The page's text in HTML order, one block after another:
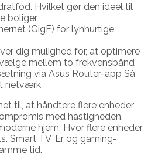
Hvilket gør den ideel til
boliger
(GigE) for lynhurtige
dig mulighed for, at optimere
mellem to frekvensbånd
via Asus Router-app Så
netværk
til, at håndtere flere enheder
med hastigheden.
hjem. Hvor flere enheder
Smart TV ’Er og gaming-
tid.